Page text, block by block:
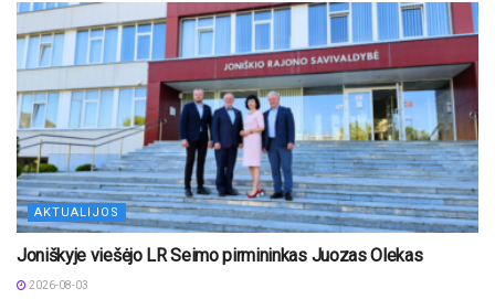
AKTUALIJOS
Joniškyje viešėjo LR Seimo pirmininkas Juozas Olekas
2026-08-03